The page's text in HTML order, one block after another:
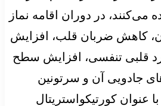
می‌کنند، در دوران اقامه نماز
کاهش ضربان قلب، افزایش
قلبی تنفسی، افزایش سطح
جادویی آن و سرتونین
کورتیکواستریتال